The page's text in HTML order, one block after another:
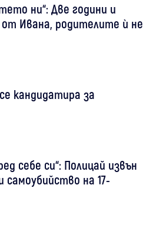
ни“: Две години и
от Ивана, родителите ѝ не
кандидатира за
себе си“: Полицай извън
на 17-